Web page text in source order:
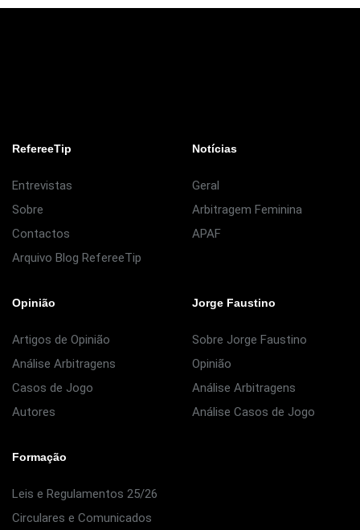
RefereeTip
Entrevistas
Sobre
Contactos
Arquivo Blog RefereeTip
Notícias
Geral
Arbitragem Feminina
APAF
Opinião
Artigos de Opinião
Análise Arbitragens
Casos de Jogo
Autores
Jorge Faustino
Sobre Jorge Faustino
Opinião
Análise Arbitragens
Análise Casos de Jogo
Formação
Leis e Regulamentos 25/26
Circulares e Comunicados